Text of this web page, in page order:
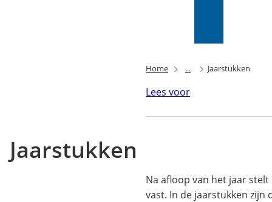
externe
Home ... Jaarstukken
Lees voor
Jaarstukken
Na afloop van het jaar
vast. In de jaarstukken zijn